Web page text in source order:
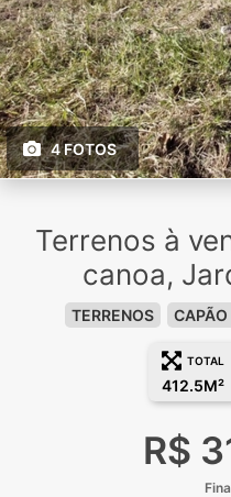
4 FOTOS
Terrenos à
canoa,
TERRENOS CAPÃO
TOTAL
412.5M²
R$